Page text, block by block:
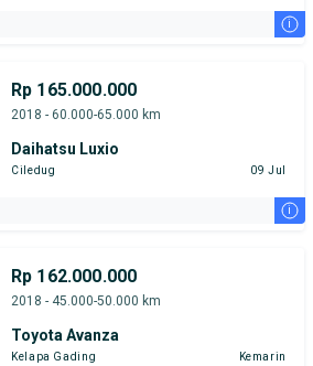
i
Rp 165.000.000
2018 - 60.000-65.000 km
Daihatsu Luxio
Ciledug 09 Jul
i
Rp 162.000.000
2018 - 45.000-50.000 km
Toyota Avanza
Kelapa Gading Kemarin